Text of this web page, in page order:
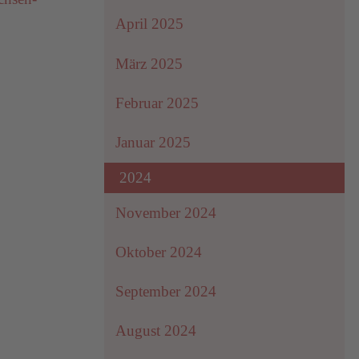
April 2025
März 2025
Februar 2025
Januar 2025
2024
November 2024
Oktober 2024
September 2024
August 2024